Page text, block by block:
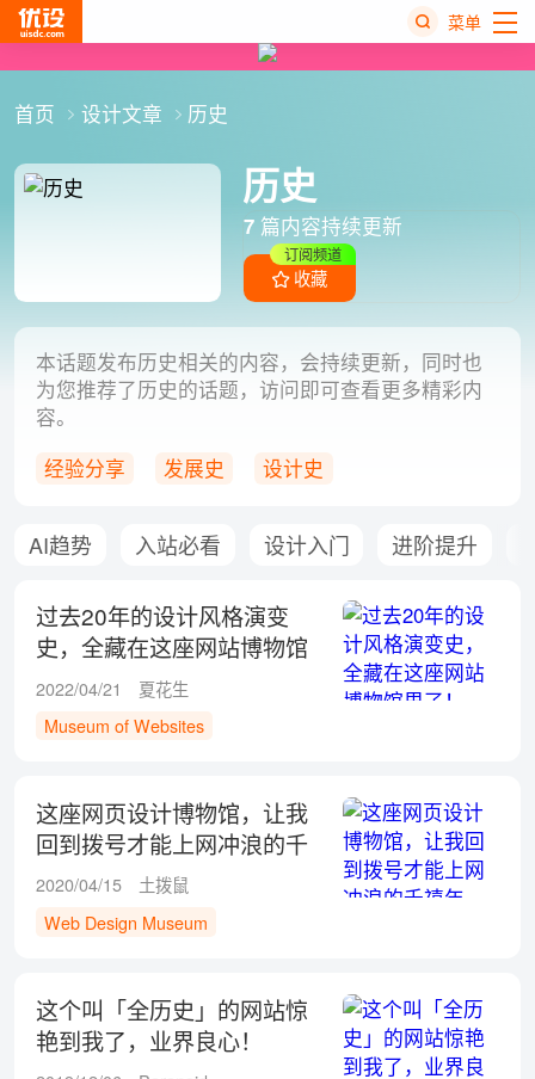
菜单
首页 设计文章 历史
历史
7 篇内容持续更新
收藏
订阅频道
本话题发布历史相关的内容，会持续更新，同时也
为您推荐了历史的话题，访问即可查看更多精彩内
容。
经验分享
发展史
设计史
AI趋势 入站必看 设计入门 进阶提升
过去20年的设计风格演变
史，全藏在这座网站博物馆
里了！
2022/04/21
夏花生
Museum of Websites
这座网页设计博物馆，让我
回到拨号才能上网冲浪的千
禧年
2020/04/15
土拨鼠
Web Design Museum
这个叫「全历史」的网站惊
艳到我了，业界良心！